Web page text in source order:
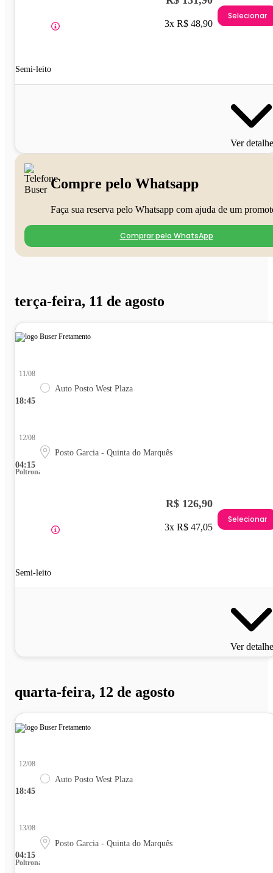
Semi-leito
3x R$ 48,90
Selecionar
Ver
Compre pelo Whatsapp
Faça sua reserva pelo Whatsapp com ajuda de um
Comprar pelo WhatsApp
terça-feira, 11 de agosto
18:45
11/08
Auto Posto West Plaza
04:15
12/08
Posto Garcia - Quinta do Marquês
Poltrona
Semi-leito
R$ 126,90
3x R$ 47,05
Selecionar
Ver
quarta-feira, 12 de agosto
18:45
12/08
Auto Posto West Plaza
04:15
13/08
Posto Garcia - Quinta do Marquês
Poltrona